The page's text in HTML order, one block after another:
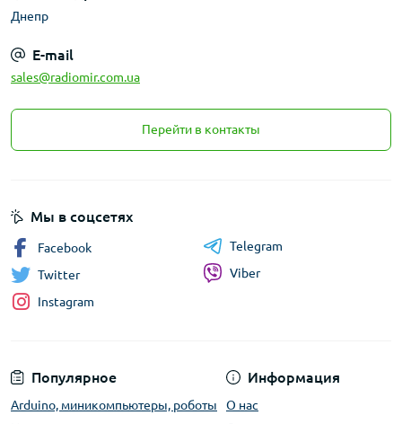
Днепр
E-mail
sales@radiomir.com.ua
Перейти в контакты
Популярное
Arduino, миникомпьютеры, роботы
Информация
О нас
Мы в соцсетях
Facebook
Twitter
Instagram
Telegram
Viber